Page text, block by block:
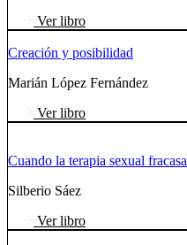
Ver libro
Creación y posibilidad
Marián López Fernández
Ver libro
Cuando la terapia sexual fracasa
Silberio Sáez
Ver libro